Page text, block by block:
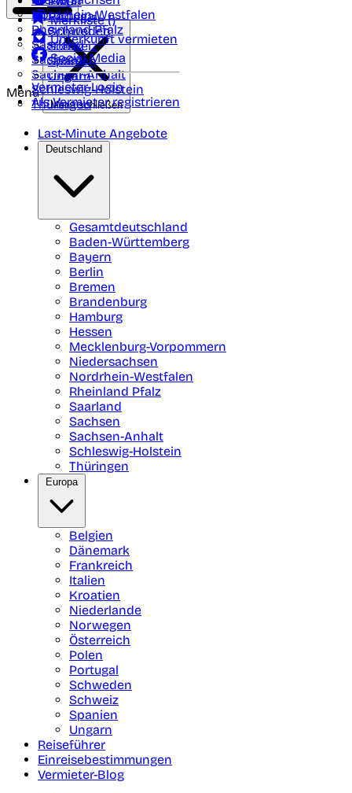
Nordrhein-Westfalen
Rheinland Pfalz
Saarland
Sachsen
Sachsen-Anhalt
Schleswig-Holstein
Thüringen
Portugal
Schweden
Schweiz
Spanien
Ungarn
Merkliste ()
Unterkunft vermieten
Social Media
Vermieter-Login
Als Vermieter registrieren
Menü
Menü schließen
Last-Minute Angebote
Deutschland
Gesamtdeutschland
Baden-Württemberg
Bayern
Berlin
Bremen
Brandenburg
Hamburg
Hessen
Mecklenburg-Vorpommern
Niedersachsen
Nordrhein-Westfalen
Rheinland Pfalz
Saarland
Sachsen
Sachsen-Anhalt
Schleswig-Holstein
Thüringen
Europa
Belgien
Dänemark
Frankreich
Italien
Kroatien
Niederlande
Norwegen
Österreich
Polen
Portugal
Schweden
Schweiz
Spanien
Ungarn
Reiseführer
Einreisebestimmungen
Vermieter-Blog